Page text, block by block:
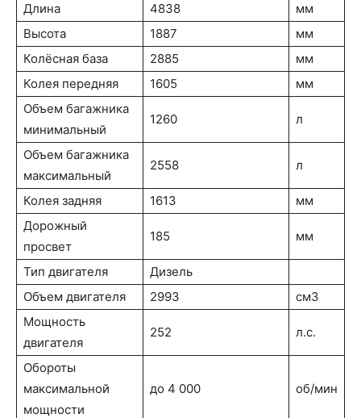
Длина
4838
мм
Высота
1887
мм
Колёсная база
2885
мм
Колея передняя
1605
мм
Объем багажника
минимальный
1260 л
Объем багажника
максимальный
2558 л
Колея задняя 1613
мм
Дорожный
просвет
185 мм
Тип двигателя
Дизель
Объем двигателя
2993
см3
Мощность
двигателя
252 л.с.
Обороты
максимальной
мощности
до 4 000 об/мин